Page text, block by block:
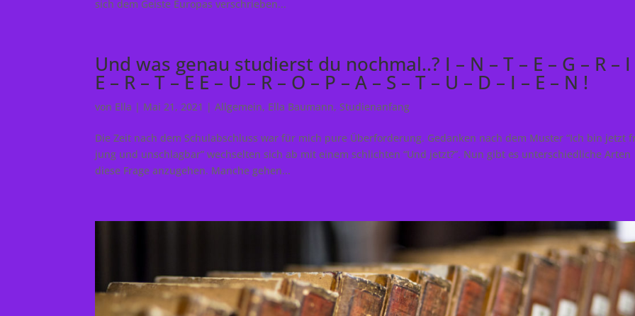
sich dem Geiste Europas verschrieben...
Und was genau studierst du nochmal..? I – N – T – E – G – R – I
E – R – T – E E – U – R – O – P – A – S – T – U – D – I – E – N !
von Ella | Mai 21, 2021 |Allgemein, Ella Baumann,Studienanfang
Die Zeit nach dem Schulabschluss war für mich pure Überforderung. Gedanken nach dem Muster “Ich bin jetzt
jung und unschlagbar” wechselten sich ab mit einem schlichten “Und jetzt?”. Nun gibt es unterschiedliche Arten
diese Frage anzugehen. Manche gehen...